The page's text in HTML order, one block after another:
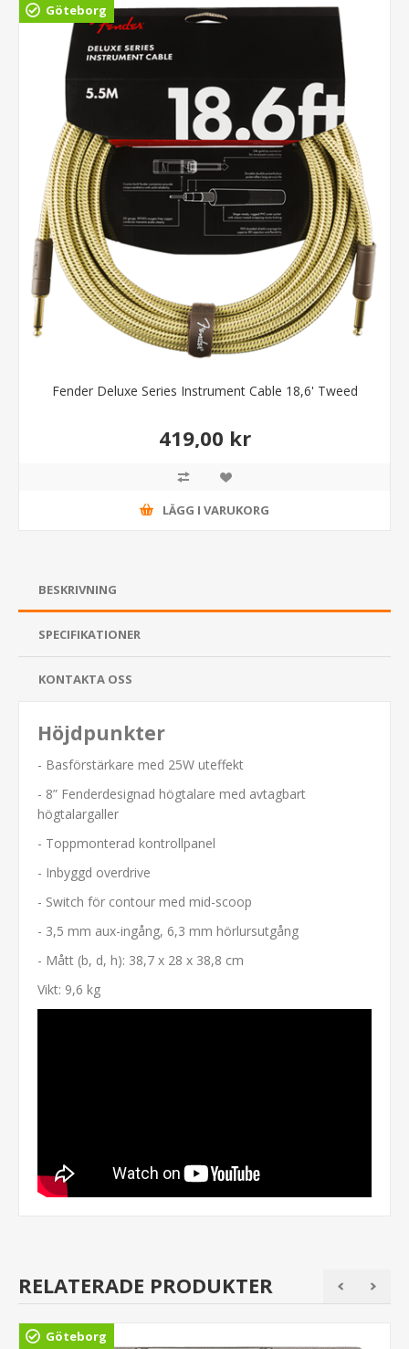
Göteborg
Fender Deluxe Series Instrument Cable 18,6' Tweed
419,00 kr
LÄGG I VARUKORG
BESKRIVNING
SPECIFIKATIONER
KONTAKTA OSS
Höjdpunkter
- Basförstärkare med 25W uteffekt
- 8” Fenderdesignad högtalare med avtagbart
högtalargaller
- Toppmonterad kontrollpanel
- Inbyggd overdrive
- Switch för contour med mid-scoop
- 3,5 mm aux-ingång, 6,3 mm hörlursutgång
- Mått (b, d, h): 38,7 x 28 x 38,8 cm
Vikt: 9,6 kg
RELATERADE PRODUKTER
Göteborg